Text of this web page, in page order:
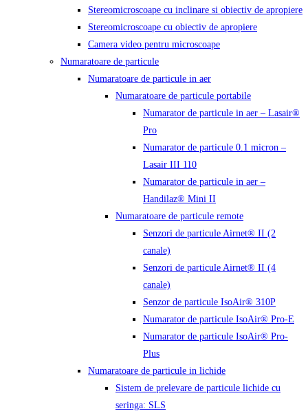
Stereomicroscoape cu inclinare si obiectiv de apropiere
Stereomicroscoape cu obiectiv de apropiere
Camera video pentru microscoape
Numaratoare de particule
Numaratoare de particule in aer
Numaratoare de particule portabile
Numarator de particule in aer – Lasair®
Pro
Numarator de particule 0.1 micron –
Lasair III 110
Numarator de particule in aer –
Handilaz® Mini II
Numaratoare de particule remote
Senzori de particule Airnet® II (2
canale)
Senzori de particule Airnet® II (4
canale)
Senzor de particule IsoAir® 310P
Numarator de particule IsoAir® Pro-E
Numarator de particule IsoAir® Pro-
Plus
Numaratoare de particule in lichide
Sistem de prelevare de particule lichide cu
seringa: SLS